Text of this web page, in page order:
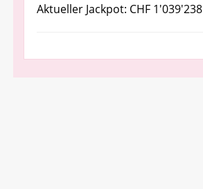
Aktueller Jackpot: CHF 1'039'238